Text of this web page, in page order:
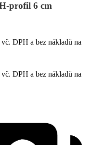
profil 6 cm
DPH a bez nákladů na
DPH a bez nákladů na